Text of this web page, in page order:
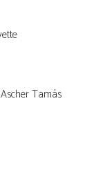
Ascher Tamás